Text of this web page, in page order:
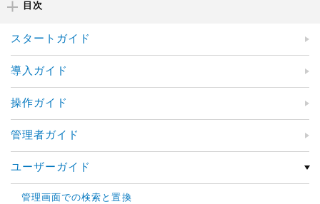
目次
スタートガイド
導入ガイド
操作ガイド
管理者ガイド
ユーザーガイド
管理画面での検索と置換